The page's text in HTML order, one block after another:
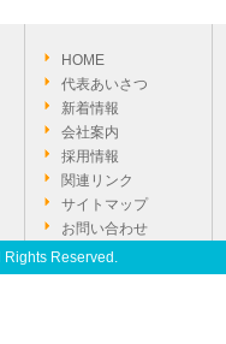
HOME
代表あいさつ
新着情報
会社案内
採用情報
関連リンク
サイトマップ
お問い合わせ
Rights Reserved.